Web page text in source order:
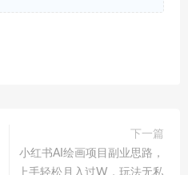
下一篇
小红书AI绘画项目副业思路，
上手轻松月入过W，玩法无私